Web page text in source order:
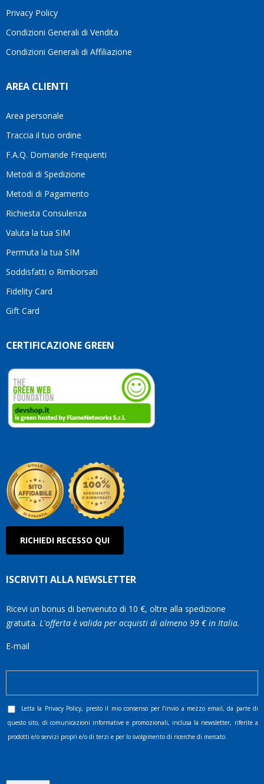
Privacy Policy
Condizioni Generali di Vendita
Condizioni Generali di Affiliazione
AREA CLIENTI
Area personale
Traccia il tuo ordine
F.A.Q. Domande Frequenti
Metodi di Spedizione
Metodi di Pagamento
Richiesta Consulenza
Valuta la tua SIM
Permuta la tua SIM
Soddisfatti o Rimborsati
Fidelity Card
Gift Card
CERTIFICAZIONE GREEN
RICHIEDI RECESSO QUI
ISCRIVITI ALLA NEWSLETTER
Ricevi un bonus di benvenuto di 10 €, oltre alla spedizione
gratuita. L'offerta è valida per acquisti di almeno 99 € in Italia.
E-mail
Letta la Privacy Policy, presto il mio consenso per l’invio a mezzo email, da parte di
questo sito, di comunicazioni informative e promozionali, inclusa la newsletter, riferite a
prodotti e/o servizi propri e/o di terzi e per lo svolgimento di ricerche di mercato.